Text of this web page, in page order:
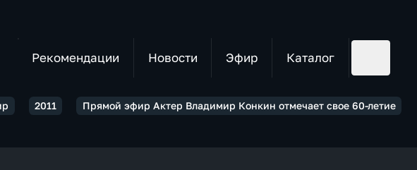
Рекомендации Новости Эфир Каталог
2011 Прямой эфир Актер Владимир Конкин отмечает свое 60-летие